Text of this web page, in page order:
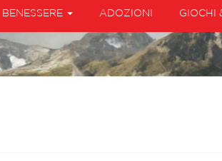
BENESSERE ADOZIONI GIOCHI